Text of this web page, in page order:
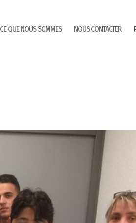
CE QUE NOUS SOMMES NOUS CONTACTER